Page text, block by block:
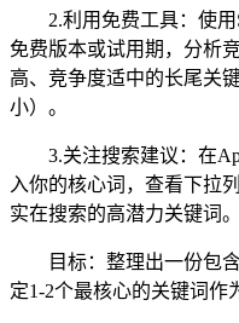
2.利用免费工具：使用
免费版本或试用期，分析
高、竞争度适中的长尾关
小）。
3.关注搜索建议：在
入你的核心词，查看下拉
实在搜索的高潜力关键词。
目标：整理出一份包
定1-2个最核心的关键词作